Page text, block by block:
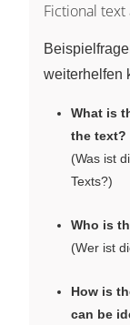
Fictional text
weiterhelfen
What is
the text?
(Was ist
Texts?)
Who is
(Wer ist
How is
can be